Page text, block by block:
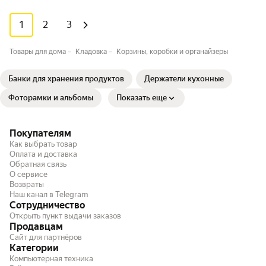
1 2 3
Товары для дома Кладовка Корзины, коробки и органайзеры
Банки для хранения продуктов Держатели кухонные
Фоторамки и альбомы Показать еще
Покупателям
Как выбрать товар
Оплата и доставка
Обратная связь
О сервисе
Возвраты
Наш канал в Telegram
Сотрудничество
Открыть пункт выдачи заказов
Продавцам
Сайт для партнёров
Категории
Компьютерная техника